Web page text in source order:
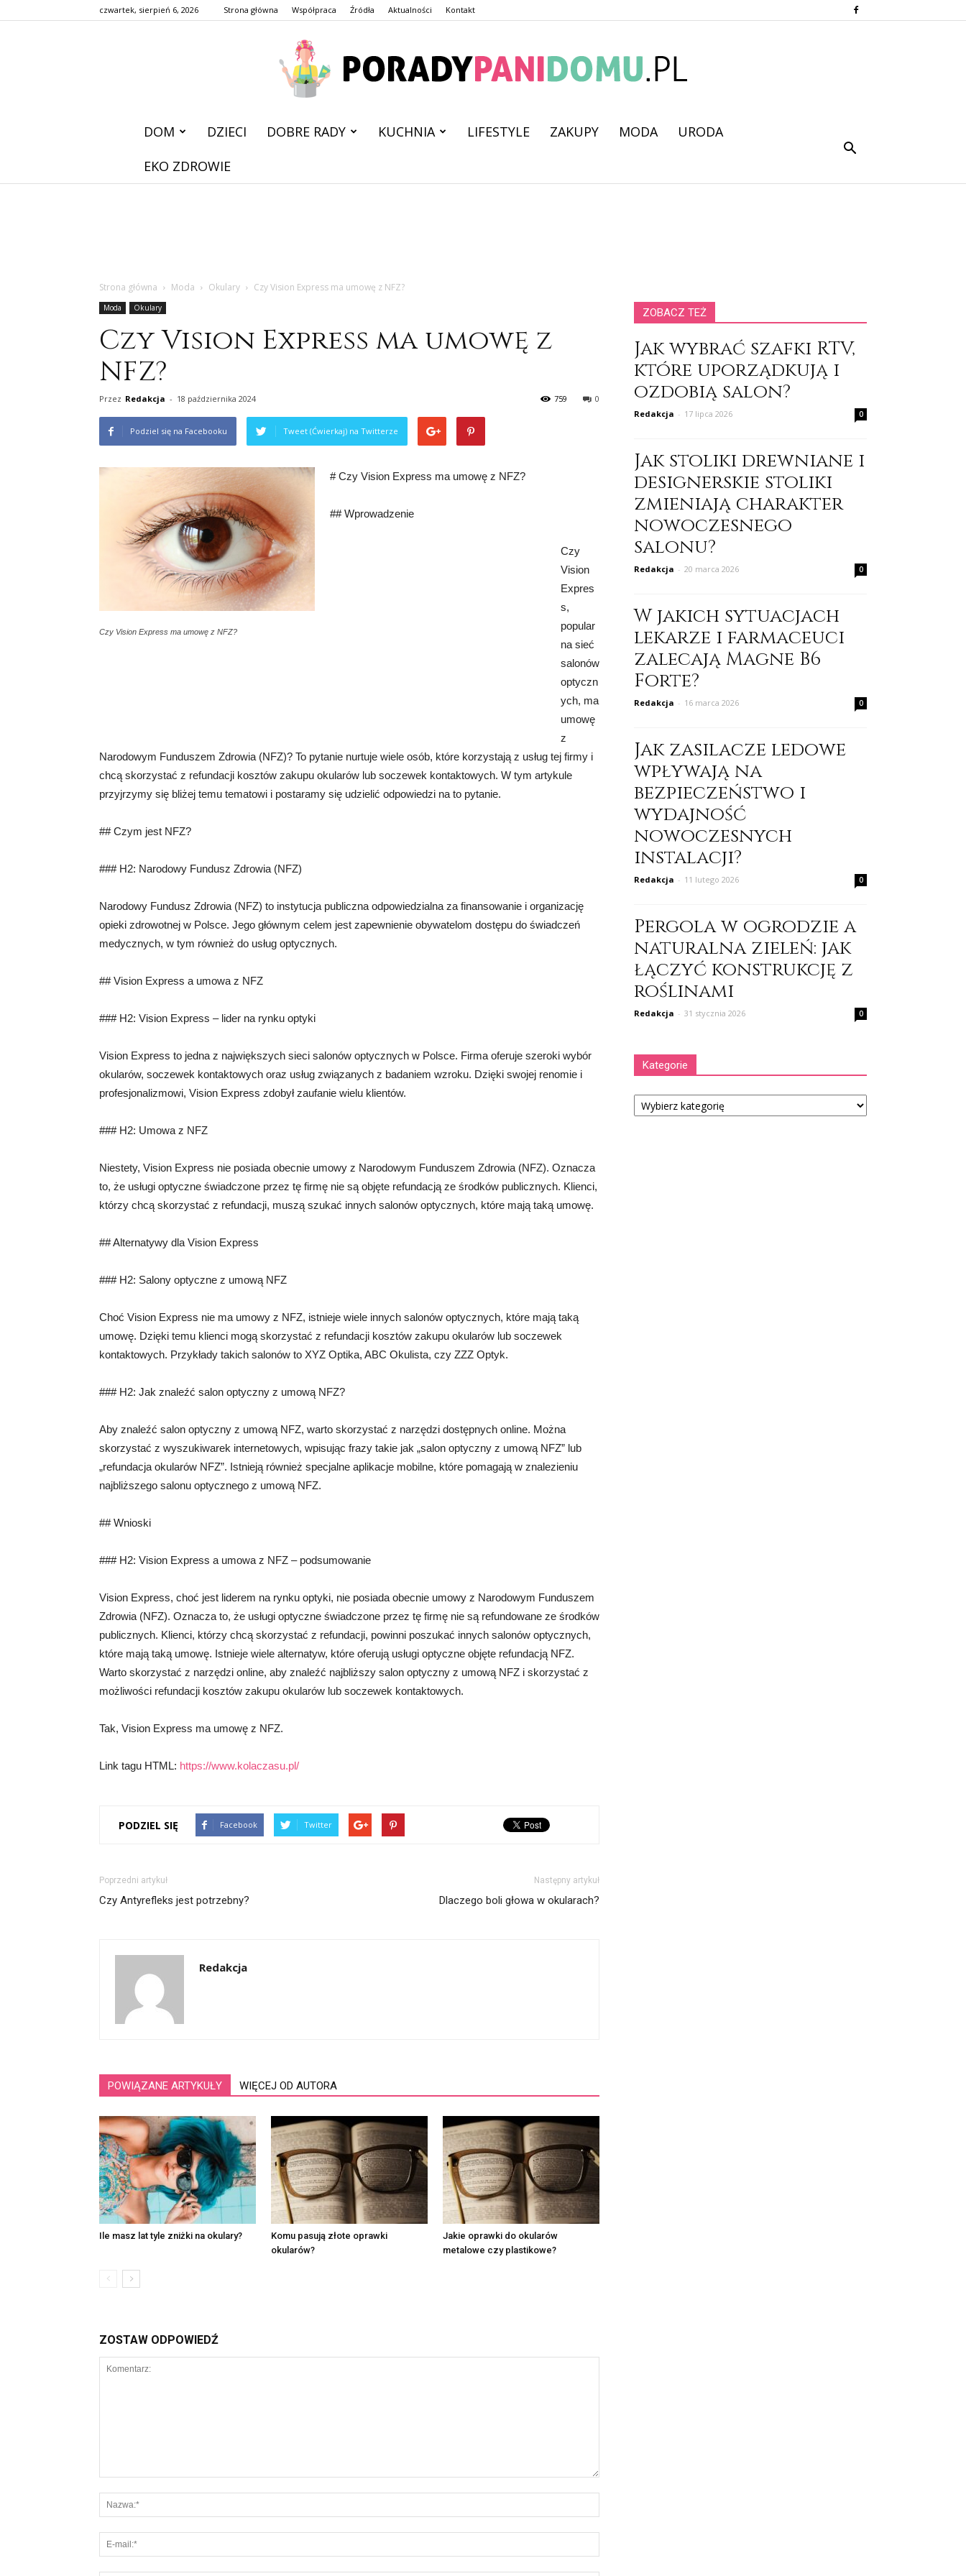
czwartek, sierpień 6, 2026 Strona główna Współpraca Źródła Aktualności Kontakt
DOM DZIECI DOBRE RADY KUCHNIA LIFESTYLE ZAKUPY MODA
URODA
EKO ZDROWIE
Strona główna Moda Okulary Czy Vision Express ma umowę z NFZ?
Moda Okulary
Czy Vision Express ma umowę z
NFZ?
Przez Redakcja - 18 października 2024 0
759
Podziel się na Facebooku Tweet (Ćwierkaj) na Twitterze
Czy Vision Express ma umowę z NFZ?
# Czy Vision Express ma umowę z NFZ?
## Wprowadzenie
Czy
Vision
Expres
s,
popular
na sieć
salonów
optyczn
ych, ma
umowę
z
Narodowym Funduszem Zdrowia (NFZ)? To pytanie nurtuje wiele osób, które korzystają z usług tej firmy i
chcą skorzystać z refundacji kosztów zakupu okularów lub soczewek kontaktowych. W tym artykule
przyjrzymy się bliżej temu tematowi i postaramy się udzielić odpowiedzi na to pytanie.
## Czym jest NFZ?
### H2: Narodowy Fundusz Zdrowia (NFZ)
Narodowy Fundusz Zdrowia (NFZ) to instytucja publiczna odpowiedzialna za finansowanie i organizację
opieki zdrowotnej w Polsce. Jego głównym celem jest zapewnienie obywatelom dostępu do świadczeń
medycznych, w tym również do usług optycznych.
## Vision Express a umowa z NFZ
### H2: Vision Express – lider na rynku optyki
Vision Express to jedna z największych sieci salonów optycznych w Polsce. Firma oferuje szeroki wybór
okularów, soczewek kontaktowych oraz usług związanych z badaniem wzroku. Dzięki swojej renomie i
profesjonalizmowi, Vision Express zdobył zaufanie wielu klientów.
### H2: Umowa z NFZ
Niestety, Vision Express nie posiada obecnie umowy z Narodowym Funduszem Zdrowia (NFZ). Oznacza
to, że usługi optyczne świadczone przez tę firmę nie są objęte refundacją ze środków publicznych. Klienci,
którzy chcą skorzystać z refundacji, muszą szukać innych salonów optycznych, które mają taką umowę.
## Alternatywy dla Vision Express
### H2: Salony optyczne z umową NFZ
Choć Vision Express nie ma umowy z NFZ, istnieje wiele innych salonów optycznych, które mają taką
umowę. Dzięki temu klienci mogą skorzystać z refundacji kosztów zakupu okularów lub soczewek
kontaktowych. Przykłady takich salonów to XYZ Optika, ABC Okulista, czy ZZZ Optyk.
### H2: Jak znaleźć salon optyczny z umową NFZ?
Aby znaleźć salon optyczny z umową NFZ, warto skorzystać z narzędzi dostępnych online. Można
skorzystać z wyszukiwarek internetowych, wpisując frazy takie jak „salon optyczny z umową NFZ” lub
„refundacja okularów NFZ”. Istnieją również specjalne aplikacje mobilne, które pomagają w znalezieniu
najbliższego salonu optycznego z umową NFZ.
## Wnioski
### H2: Vision Express a umowa z NFZ – podsumowanie
Vision Express, choć jest liderem na rynku optyki, nie posiada obecnie umowy z Narodowym Funduszem
Zdrowia (NFZ). Oznacza to, że usługi optyczne świadczone przez tę firmę nie są refundowane ze środków
publicznych. Klienci, którzy chcą skorzystać z refundacji, powinni poszukać innych salonów optycznych,
które mają taką umowę. Istnieje wiele alternatyw, które oferują usługi optyczne objęte refundacją NFZ.
Warto skorzystać z narzędzi online, aby znaleźć najbliższy salon optyczny z umową NFZ i skorzystać z
możliwości refundacji kosztów zakupu okularów lub soczewek kontaktowych.
Tak, Vision Express ma umowę z NFZ.
Link tagu HTML: https://www.kolaczasu.pl/
PODZIEL SIĘ Facebook Twitter
Poprzedni artykuł
Czy Antyrefleks jest potrzebny?
Następny artykuł
Dlaczego boli głowa w okularach?
Redakcja
POWIĄZANE ARTYKUŁY WIĘCEJ OD AUTORA
Ile masz lat tyle zniżki na okulary?
Komu pasują złote oprawki
okularów?
Jakie oprawki do okularów
metalowe czy plastikowe?
ZOSTAW ODPOWIEDŹ
ZOBACZ TEŻ
Jak wybrać szafki RTV,
które uporządkują i
ozdobią salon?
Redakcja - 17 lipca 2026 0
Jak stoliki drewniane i
designerskie stoliki
zmieniają charakter
nowoczesnego
salonu?
Redakcja - 20 marca 2026 0
W jakich sytuacjach
lekarze i farmaceuci
zalecają Magne B6
Forte?
Redakcja - 16 marca 2026 0
Jak zasilacze ledowe
wpływają na
bezpieczeństwo i
wydajność
nowoczesnych
instalacji?
Redakcja - 11 lutego 2026 0
Pergola w ogrodzie a
naturalna zieleń: jak
łączyć konstrukcję z
roślinami
Redakcja - 31 stycznia 2026 0
Kategorie
Kategorie